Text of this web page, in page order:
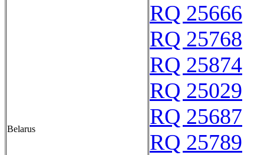
Belarus
RQ 25666
RQ 25768
RQ 25874
RQ 25029
RQ 25687
RQ 25789